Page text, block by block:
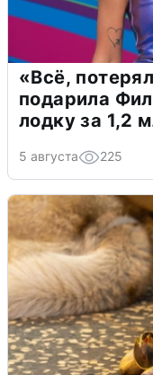
«Всё,
подарила
лодку за 1,2
5 августа 225